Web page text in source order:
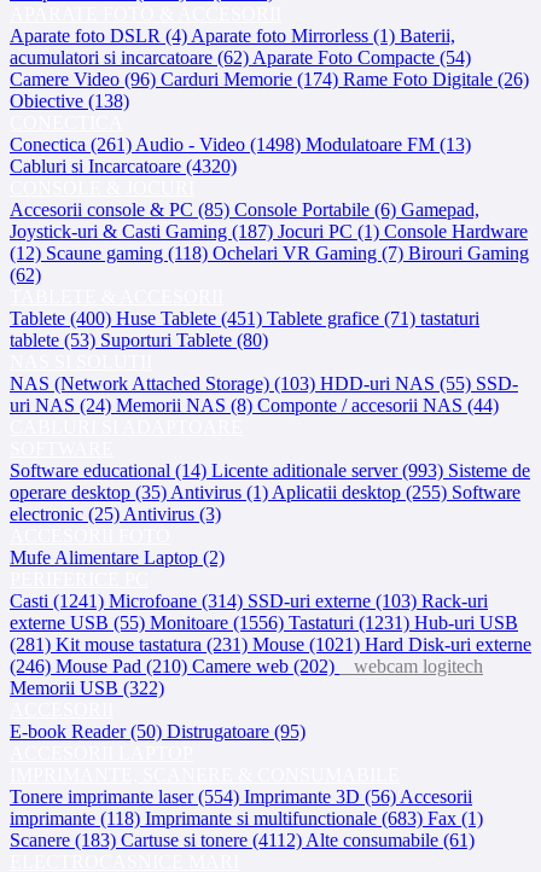
Aparate foto DSLR (4) Aparate foto Mirrorless (1) Baterii,
acumulatori si incarcatoare (62) Aparate Foto Compacte (54)
Camere Video (96) Carduri Memorie (174) Rame Foto Digitale (26)
Obiective (138)
Conectica (261) Audio - Video (1498) Modulatoare FM (13)
Cabluri si Incarcatoare (4320)
Accesorii console & PC (85) Console Portabile (6) Gamepad,
Joystick-uri & Casti Gaming (187) Jocuri PC (1) Console Hardware
(12) Scaune gaming (118) Ochelari VR Gaming (7) Birouri Gaming
(62)
Tablete (400) Huse Tablete (451) Tablete grafice (71) tastaturi
tablete (53) Suporturi Tablete (80)
NAS (Network Attached Storage) (103) HDD-uri NAS (55) SSD-
uri NAS (24) Memorii NAS (8) Componte / accesorii NAS (44)
Software educational (14) Licente aditionale server (993) Sisteme de
operare desktop (35) Antivirus (1) Aplicatii desktop (255) Software
electronic (25) Antivirus (3)
Mufe Alimentare Laptop (2)
Casti (1241) Microfoane (314) SSD-uri externe (103) Rack-uri
externe USB (55) Monitoare (1556) Tastaturi (1231) Hub-uri USB
(281) Kit mouse tastatura (231) Mouse (1021) Hard Disk-uri externe
(246) Mouse Pad (210) Camere web (202)
webcam logitech
Memorii USB (322)
E-book Reader (50) Distrugatoare (95)
Tonere imprimante laser (554) Imprimante 3D (56) Accesorii
imprimante (118) Imprimante si multifunctionale (683) Fax (1)
Scanere (183) Cartuse si tonere (4112) Alte consumabile (61)